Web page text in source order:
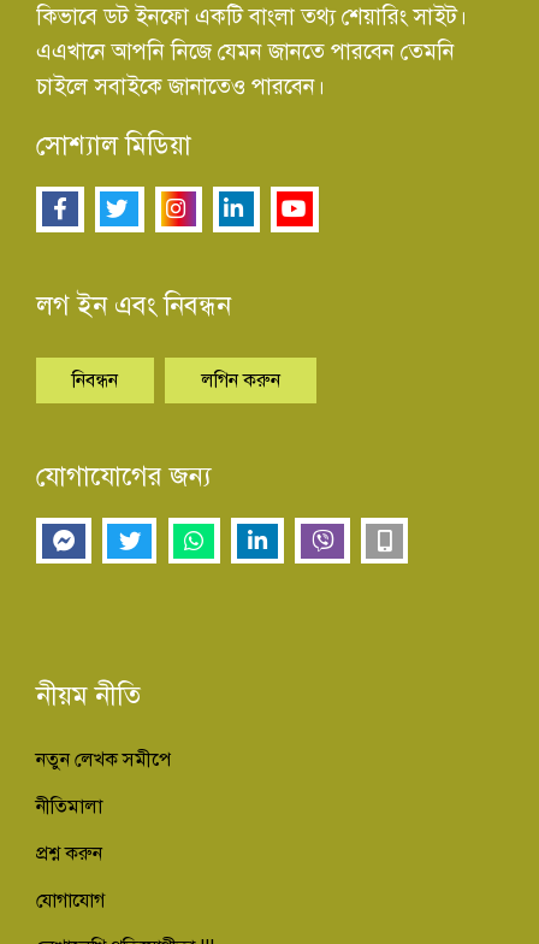
কিভাবে ডট ইনফো একটি বাংলা তথ্য শেয়ারিং সাইট।
এএখানে আপনি নিজে যেমন জানতে পারবেন তেমনি
চাইলে সবাইকে জানাতেও পারবেন।
সোশ্যাল মিডিয়া
লগ ইন এবং নিবন্ধন
নিবন্ধন লগিন করুন
যোগাযোগের জন্য
নীয়ম নীতি
নতুন লেখক সমীপে
নীতিমালা
প্রশ্ন করুন
যোগাযোগ